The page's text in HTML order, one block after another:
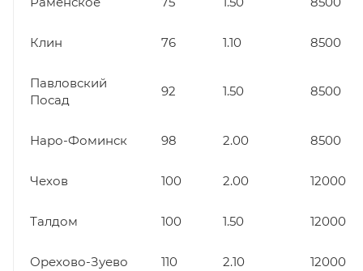
Клин 76 1.10 8500
Павловский
Посад
92 1.50 8500
Наро-Фоминск 98 2.00 8500
Чехов 100 2.00 12000
Талдом 100 1.50 12000
Орехово-Зуево 110 2.10 12000